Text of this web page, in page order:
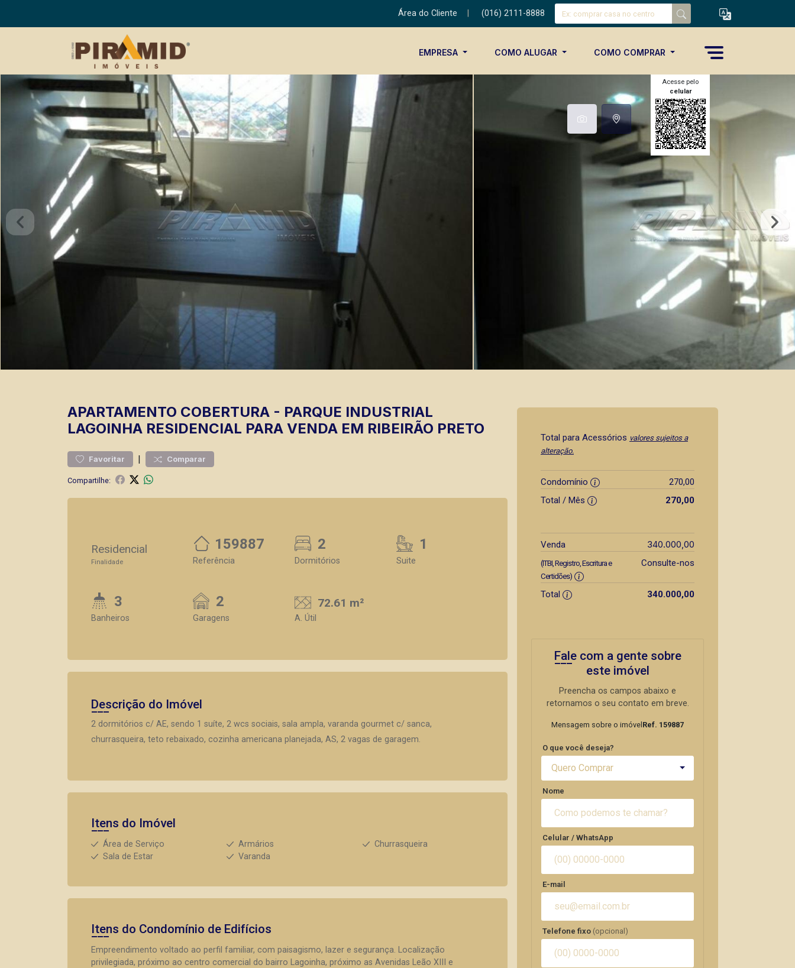
Área do Cliente (016) 2111-8888
EMPRESA COMO ALUGAR COMO COMPRAR
Acesse pelo
celular
APARTAMENTO COBERTURA - PARQUE INDUSTRIAL
LAGOINHA RESIDENCIAL PARA VENDA EM RIBEIRÃO PRETO
Favoritar | Comparar
Compartilhe:
Residencial
Finalidade
159887
Referência
2
Dormitórios
1
Suite
3
Banheiros
2
Garagens
72.61 m²
A. Útil
Descrição do Imóvel
2 dormitórios c/ AE, sendo 1 suíte, 2 wcs sociais, sala ampla, varanda gourmet c/ sanca,
churrasqueira, teto rebaixado, cozinha americana planejada, AS, 2 vagas de garagem.
Itens do Imóvel
Área de Serviço Armários
Churrasqueira
Sala de Estar
Varanda
Itens do Condomínio de Edifícios
Empreendimento voltado ao perfil familiar, com paisagismo, lazer e segurança. Localização
privilegiada, próximo ao centro comercial do bairro Lagoinha, próximo as Avenidas Leão XIII e
Total para Acessórios valores sujeitos a
alteração.
Condomínio
270,00
Total / Mês
270,00
Venda 340.000,00
(ITBI, Registro, Escritura e
Certidões)
Consulte-nos
Total 340.000,00
Fale com a gente sobre
este imóvel
Preencha os campos abaixo e
retornamos o seu contato em breve.
Mensagem sobre o imóvel Ref. 159887
O que você deseja?
Quero Comprar
Nome
Celular / WhatsApp
E-mail
Telefone fixo (opcional)